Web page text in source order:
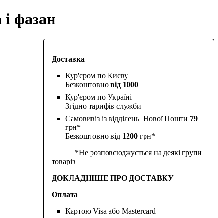
фазан
Доставка
Кур'єром по Києву
Безкоштовно від 1000
Кур'єром по Україні
Згідно тарифів служби
Самовивіз із відділень Нової Пошти 79
грн*
Безкоштовно від 1200 грн*
*Не розповсюджується на деякі групи
товарів
ДОКЛАДНІШЕ ПРО ДОСТАВКУ
Оплата
Картою Visa або Mastercard